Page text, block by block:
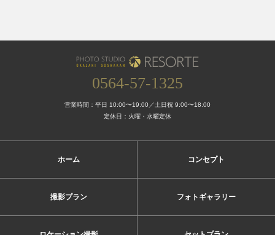
0564-57-1325
営業時間：平日 10:00〜19:00／土日祝 9:00〜18:00
定休日：火曜・水曜定休
ホーム コンセプト
撮影プラン フォトギャラリー